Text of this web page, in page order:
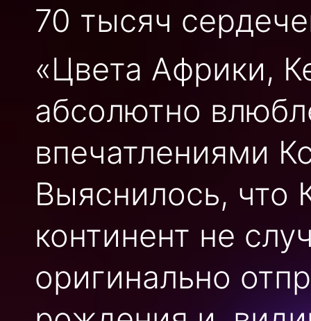
70 тысяч
«Цвета Африки,
абсолютно
впечатлениями
Выяснилось, что
континент не
оригинально